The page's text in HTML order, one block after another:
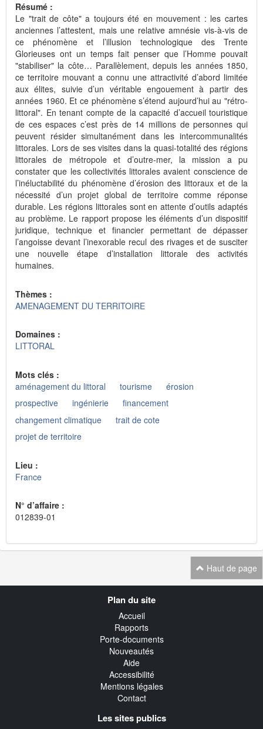
Résumé :
Le "trait de côte" a toujours été en mouvement : les cartes
anciennes l’attestent, mais une relative amnésie vis-à-vis de
ce phénomène et l’illusion technologique des Trente
Glorieuses ont un temps fait penser que l’Homme pouvait
"stabiliser" la côte… Parallèlement, depuis les années 1850,
ce territoire mouvant a connu une attractivité d’abord limitée
aux élites, suivie d’un véritable engouement à partir des
années 1960. Et ce phénomène s’étend aujourd’hui au "rétro-
littoral". En tenant compte de la capacité d’accueil touristique
de ces espaces c’est près de 14 millions de personnes qui
peuvent résider simultanément dans les intercommunalités
littorales. Lors de ses visites dans la quasi-totalité des régions
littorales de métropole et d’outre-mer, la mission a pu
constater que les collectivités littorales avaient conscience de
l’inéluctabilité du phénomène d’érosion des littoraux et de la
nécessité d’un projet global de territoire comme réponse
durable. Les régions littorales sont en attente d’outils adaptés
au problème. Le rapport propose les éléments d’un dispositif
juridique, technique et financier permettant de dépasser
l’angoisse devant l’inexorable recul des rivages et de susciter
une nouvelle étape d’installation littorale des activités
humaines.
Thèmes :
AMENAGEMENT DU TERRITOIRE
Domaines :
LITTORAL
Mots clés :
aménagement du littoral
tourisme
érosion
prospective
ingénierie
financement
changement climatique
trait de cote
projet de territoire
Lieu :
France
N° d’affaire :
012839-01
Haut de page
Plan du site
Accueil
Rapports
Porte-documents
Nouveautés
Aide
Accessibilité
Mentions légales
Contact
Les sites publics